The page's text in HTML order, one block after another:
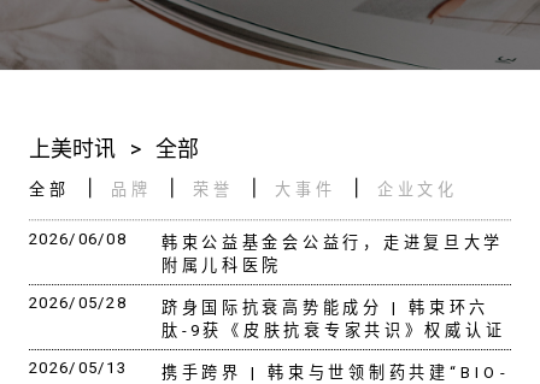
上美时讯 > 全部
全部 品牌 荣誉 大事件 企业文化
2026/06/08
韩束公益基金会公益行，走进复旦大学
附属儿科医院
2026/05/28
跻身国际抗衰高势能成分 | 韩束环六
肽-9获《皮肤抗衰专家共识》权威认证
2026/05/13
携手跨界 | 韩束与世领制药共建“BIO-